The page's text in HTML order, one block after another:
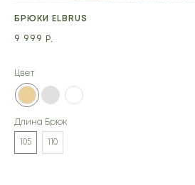
БРЮКИ ELBRUS
9 999 Р.
Цвет
Длина Брюк
105 110